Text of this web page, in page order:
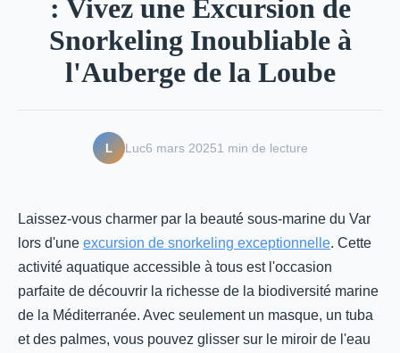
: Vivez une Excursion de
Snorkeling Inoubliable à
l'Auberge de la Loube
L Luc6 mars 20251 min de lecture
Laissez-vous charmer par la beauté sous-marine du Var
lors d'une excursion de snorkeling exceptionnelle. Cette
activité aquatique accessible à tous est l'occasion
parfaite de découvrir la richesse de la biodiversité marine
de la Méditerranée. Avec seulement un masque, un tuba
et des palmes, vous pouvez glisser sur le miroir de l'eau